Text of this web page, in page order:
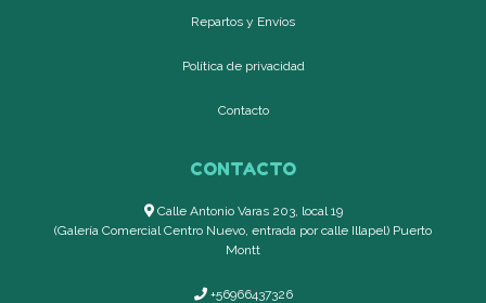
Repartos y Envíos
Política de privacidad
Contacto
CONTACTO
Calle Antonio Varas 203, local 19
(Galería Comercial Centro Nuevo, entrada por calle Illapel) Puerto
Montt
+56966437326